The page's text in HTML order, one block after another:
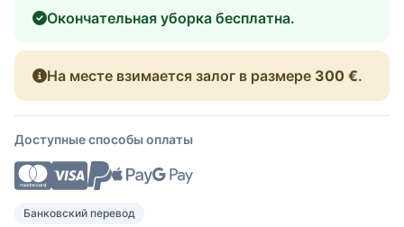
Окончательная уборка бесплатна.
На месте взимается залог в размере 300 €.
Доступные способы оплаты
Банковский перевод